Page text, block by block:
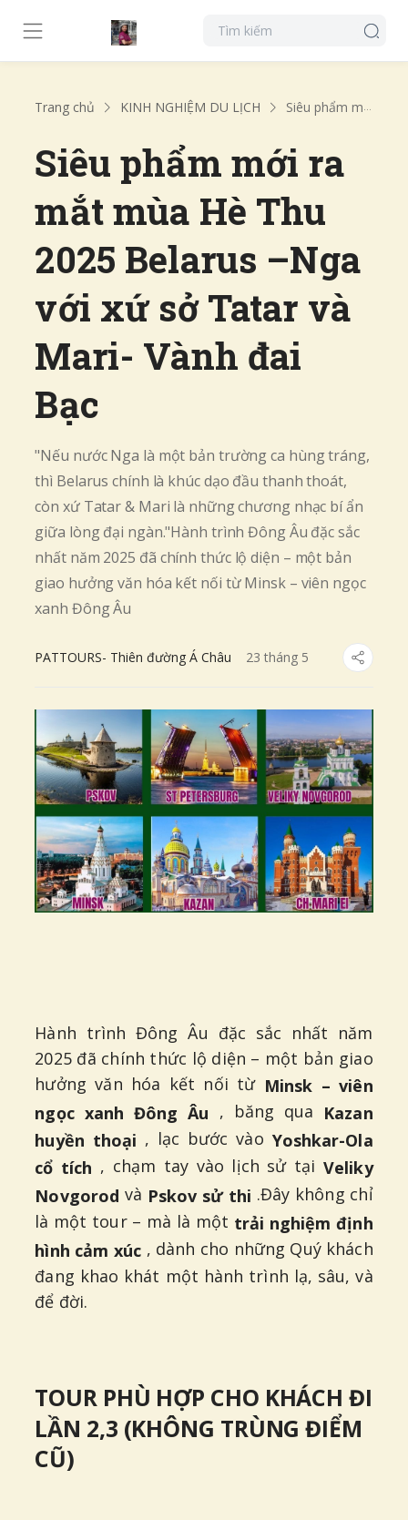
Trang chủ KINH NGHIỆM DU LỊCH Siêu phẩm mới ra mắt mùa Hè Thu 2025 Belarus –Nga với xứ sở Tatar và Mari- Vành đai Bạc
Siêu phẩm mới ra
mắt mùa Hè Thu
2025 Belarus –Nga
với xứ sở Tatar và
Mari- Vành đai
Bạc
"Nếu nước Nga là một bản trường ca hùng tráng,
thì Belarus chính là khúc dạo đầu thanh thoát,
còn xứ Tatar & Mari là những chương nhạc bí ẩn
giữa lòng đại ngàn."Hành trình Đông Âu đặc sắc
nhất năm 2025 đã chính thức lộ diện – một bản
giao hưởng văn hóa kết nối từ Minsk – viên ngọc
xanh Đông Âu
PATTOURS- Thiên đường Á Châu 23 tháng 5
Hành trình Đông Âu đặc sắc nhất năm
2025 đã chính thức lộ diện – một bản giao
hưởng văn hóa kết nối từ Minsk – viên
ngọc xanh Đông Âu , băng qua Kazan
huyền thoại , lạc bước vào Yoshkar-Ola
cổ tích , chạm tay vào lịch sử tại Veliky
Novgorod và Pskov sử thi .Đây không chỉ
là một tour – mà là một trải nghiệm định
hình cảm xúc , dành cho những Quý khách
đang khao khát một hành trình lạ, sâu, và
để đời.
TOUR PHÙ HỢP CHO KHÁCH ĐI
LẦN 2,3 (KHÔNG TRÙNG ĐIỂM
CŨ)